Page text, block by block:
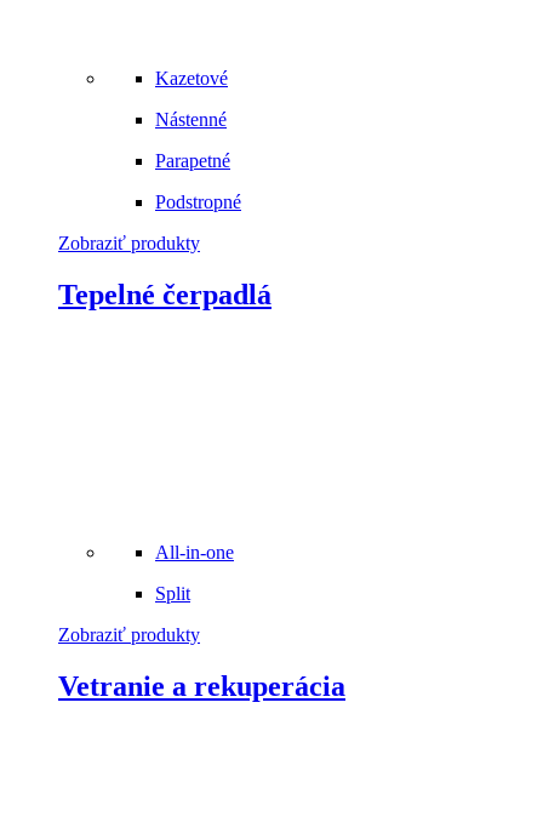
Kazetové
Nástenné
Parapetné
Podstropné
Zobraziť produkty
Tepelné čerpadlá
All-in-one
Split
Zobraziť produkty
Vetranie a rekuperácia